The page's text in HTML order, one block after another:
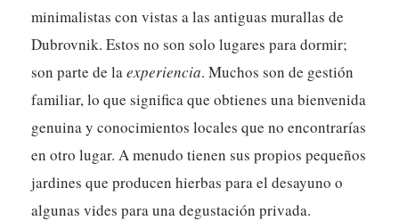
minimalistas con vistas a las antiguas murallas de
Dubrovnik. Estos no son solo lugares para dormir;
son parte de laexperiencia. Muchos son de gestión
familiar, lo que significa que obtienes una bienvenida
genuina y conocimientos locales que no encontrarías
en otro lugar. A menudo tienen sus propios pequeños
jardines que producen hierbas para el desayuno o
algunas vides para una degustación privada.